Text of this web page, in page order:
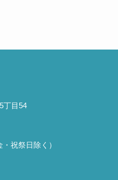
丁目54
祝祭日除く）